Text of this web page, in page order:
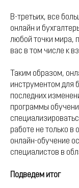
В-третьих, все
онлайн и
любой точки мира,
вас в том числе к
Таким образом,
инструментом для
последних
программы
работе не только в
онлайн-обучение
специалистов в
Подведем итог